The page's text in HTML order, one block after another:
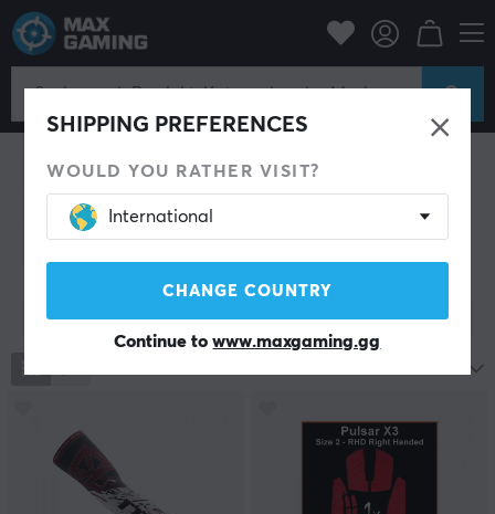
SHIPPING PREFERENCES
WOULD YOU RATHER VISIT?
International
CHANGE COUNTRY
Continue towww.maxgaming.gg
PC-Zubehör
Mäuse & Zubehör
Gaming-Maus Maus-Skates Mouse Bungee
Handgelenkauflage Arm Sleeve Maus-Kabel
Mausgriffe Gaming-Bundle
Filter zeigen